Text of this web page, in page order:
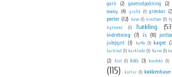
garn (2) gaveindpakning (2)
away
(4) grafik (1) græskar (2)
perler (12) have (1) hindbær (1)
hytteost (1) hækling
indretning (7) is (8)
julepynt (3) kaffe (1) kager
karklud (1) karklude (1) Karse (1)
(2)
Kiel (1) kiks (3) konfekt (1)
(115)
kultur (1) køkkenhave